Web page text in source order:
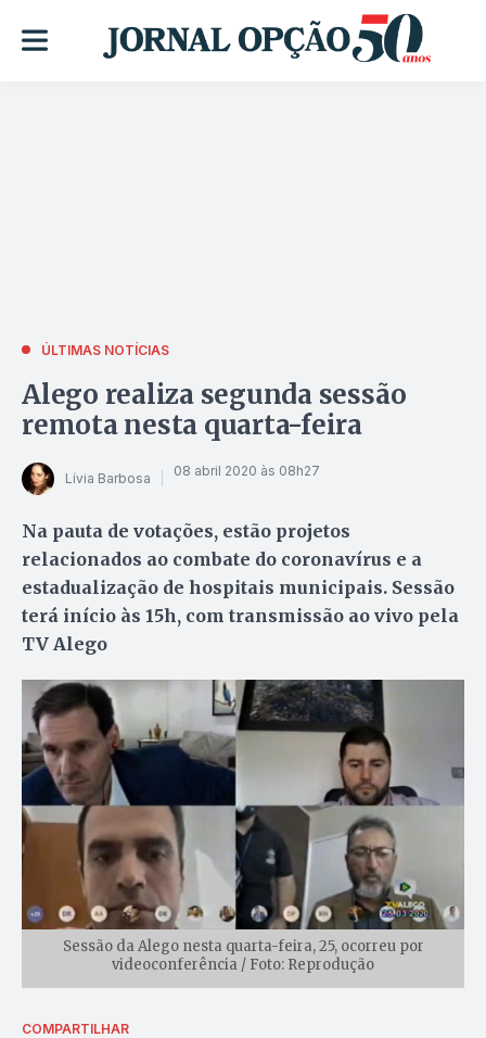
ÚLTIMAS NOTÍCIAS
Alego realiza segunda sessão
remota nesta quarta-feira
Lívia Barbosa 08 abril 2020 às 08h27
Na pauta de votações, estão projetos
relacionados ao combate do coronavírus e a
estadualização de hospitais municipais. Sessão
terá início às 15h, com transmissão ao vivo pela
TV Alego
Sessão da Alego nesta quarta-feira, 25, ocorreu por
videoconferência / Foto: Reprodução
COMPARTILHAR